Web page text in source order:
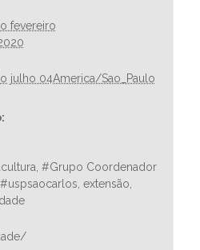
fevereiro
julho 04America/Sao_Paulo
#Grupo Coordenador
#uspsaocarlos extensão